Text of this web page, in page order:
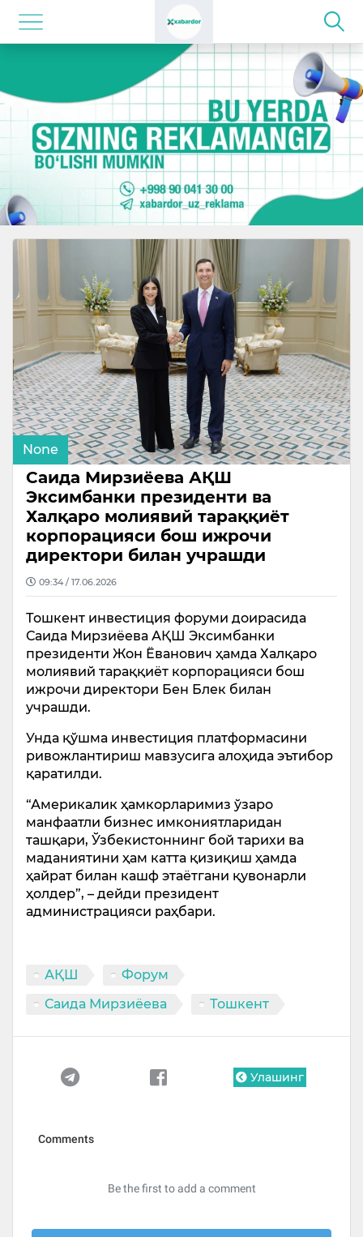
None
Саида Мирзиёева АҚШ
Эксимбанки президенти ва
Халқаро молиявий тараққиёт
корпорацияси бош ижрочи
директори билан учрашди
09:34 / 17.06.2026
Тошкент инвестиция форуми доирасида
Саида Мирзиёева АҚШ Эксимбанки
президенти Жон Ёванович ҳамда Халқаро
молиявий тараққиёт корпорацияси бош
ижрочи директори Бен Блек билан
учрашди.
Унда қўшма инвестиция платформасини
ривожлантириш мавзусига алоҳида эътибор
қаратилди.
“Америкалик ҳамкорларимиз ўзаро
манфаатли бизнес имкониятларидан
ташқари, Ўзбекистоннинг бой тарихи ва
маданиятини ҳам катта қизиқиш ҳамда
ҳайрат билан кашф этаётгани қувонарли
ҳолдер”, – дейди президент
администрацияси раҳбари.
АҚШ
Форум
Саида Мирзиёева
Тошкент
Улашинг